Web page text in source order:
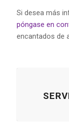
Si desea más
póngase en
encantados de